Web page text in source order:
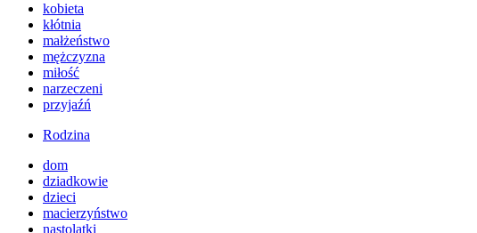
kobieta
kłótnia
małżeństwo
mężczyzna
miłość
narzeczeni
przyjaźń
Rodzina
dom
dziadkowie
dzieci
macierzyństwo
nastolatki